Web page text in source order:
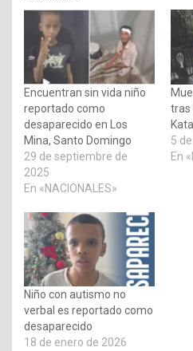
Encuentran sin vida niño
reportado como
desaparecido en Los
Mina, Santo Domingo
29 de septiembre de
2025
En «NACIONALES»
tras
5
En
Niño con autismo no
verbal es reportado como
desaparecido
18 de enero de 2026